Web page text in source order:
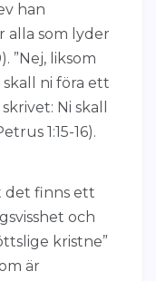
han
alla som lyder
”Nej, liksom
ni föra ett
Ni skall
1:15-16).
det finns ett
och
kristne”
är